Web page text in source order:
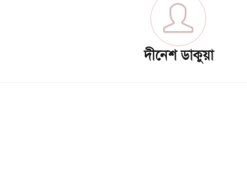
দীনেশ ডাকুয়া